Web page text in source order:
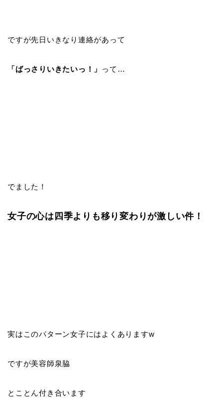
ですが先日いきなり連絡があって
「ばっさりいきたいっ！」 って…
でました！
女子の心は四季よりも移り変わりが激しい件！
実はこのパターン女子にはよくありますw
ですが美容師泉脇
とことん付き合います